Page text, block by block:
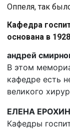
Оппеля, так
Кафедра
основана в
андрей
В этом
кафедре есть
великого
ЕЛЕНА
Кафедры